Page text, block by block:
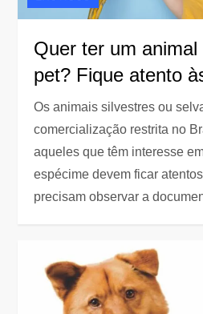
Quer ter um
pet? Fique atento
Os animais silvestres ou
comercialização restrita no
aqueles que têm interesse
espécime devem ficar
precisam observar a